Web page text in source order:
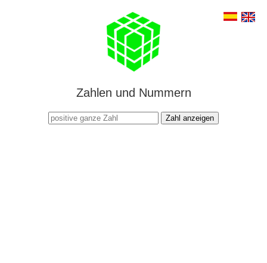
Zahlen und Nummern
Zahl anzeigen